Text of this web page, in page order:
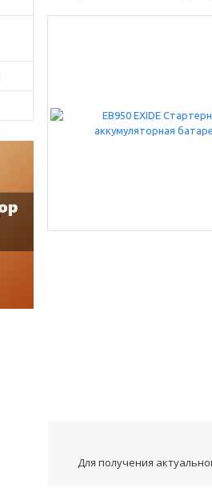
Для получения